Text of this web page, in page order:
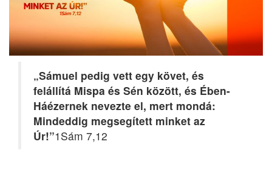
„Sámuel pedig vett egy követ, és
felállítá Mispa és Sén között, és Ében-
Háézernek nevezte el, mert mondá:
Mindeddig megsegített minket az
Úr!”1Sám 7,12